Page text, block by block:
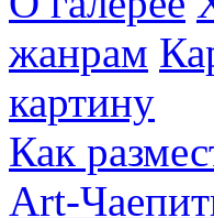
жанрам
картину
Как
Art-